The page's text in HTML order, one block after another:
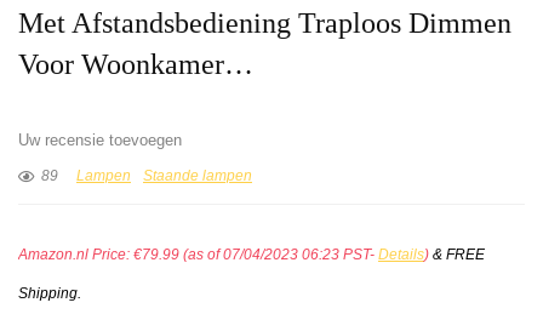
Met Afstandsbediening Traploos Dimmen
Voor Woonkamer…
Uw recensie toevoegen
89 Lampen Staande lampen
Amazon.nl Price: €79.99 (as of 07/04/2023 06:23 PST- Details) & FREE
Shipping.